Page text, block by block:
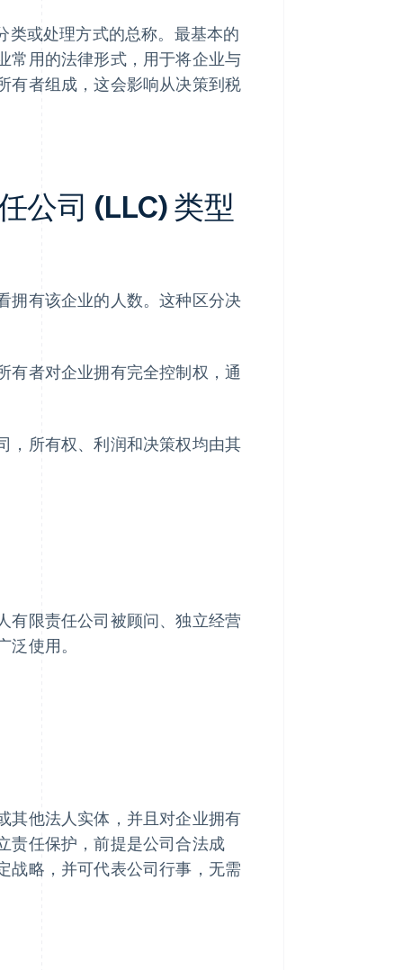
类或处理方式的总称。最基本的
常用的法律形式，用于将企业与
有者组成，这会影响从决策到税
公司 (LLC) 类型
拥有该企业的人数。这种区分决
有者对企业拥有完全控制权，通
，所有权、利润和决策权均由其
有限责任公司被顾问、独立经营
使用。
其他法人实体，并且对企业拥有
责任保护，前提是公司合法成
战略，并可代表公司行事，无需